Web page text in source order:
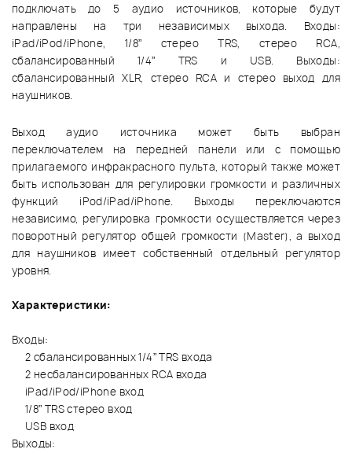
подключать до 5 аудио источников, которые будут
направлены на три независимых выхода. Входы:
iPad/iPod/iPhone, 1/8” стерео TRS, стерео RCA,
сбалансированный 1/4” TRS и USB. Выходы:
сбалансированный XLR, стерео RCA и стерео выход для
наушников.
Выход аудио источника может быть выбран
переключателем на передней панели или с помощью
прилагаемого инфракрасного пульта, который также может
быть использован для регулировки громкости и различных
функций iPod/iPad/iPhone. Выходы переключаются
независимо, регулировка громкости осуществляется через
поворотный регулятор общей громкости (Master), а выход
для наушников имеет собственный отдельный регулятор
уровня.
Характеристики:
Входы:
2 сбалансированных 1/4” TRS входа
2 несбалансированных RCA входа
iPad/iPod/iPhone вход
1/8” TRS стерео вход
USB вход
Выходы: